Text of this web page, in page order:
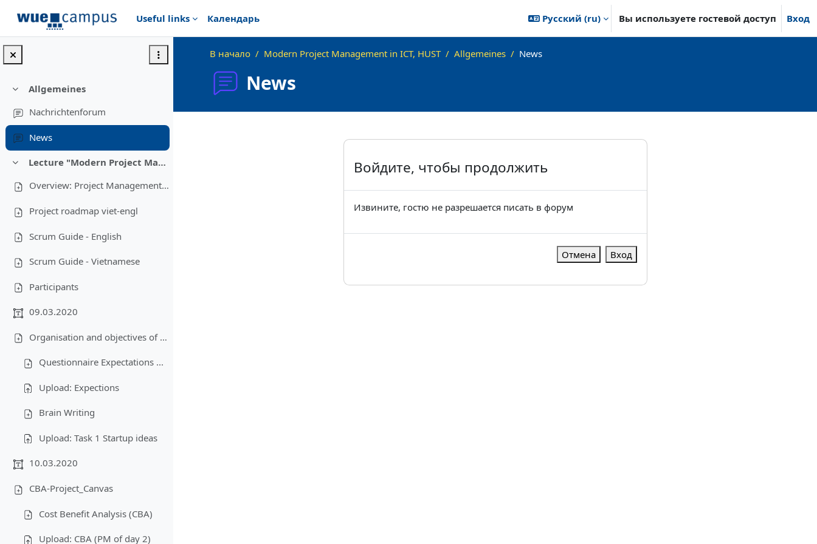
Useful links
Календарь Русский ‎(ru)‎ Вы используете гостевой доступ Вход
Свернуть
Allgemeines
Nachrichtenforum
News
Свернуть
Lecture "Modern Project Management in ICT", HUST, Hanoi, 2023
Overview: Project Management in Vietnam
Project roadmap viet-engl
Scrum Guide - English
Scrum Guide - Vietnamese
Participants
09.03.2020
Organisation and objectives of the lecture-Business plan-Creativity
Questionnaire Expectations ...
Upload: Expections
Brain Writing
Upload: Task 1 Startup ideas
10.03.2020
CBA-Project_Canvas
Cost Benefit Analysis (CBA)
Upload: CBA (PM of day 2)
В начало Modern Project Management in ICT, HUST Allgemeines News
News
Войдите, чтобы продолжить
Извините, гостю не разрешается писать в форум
Отмена Вход